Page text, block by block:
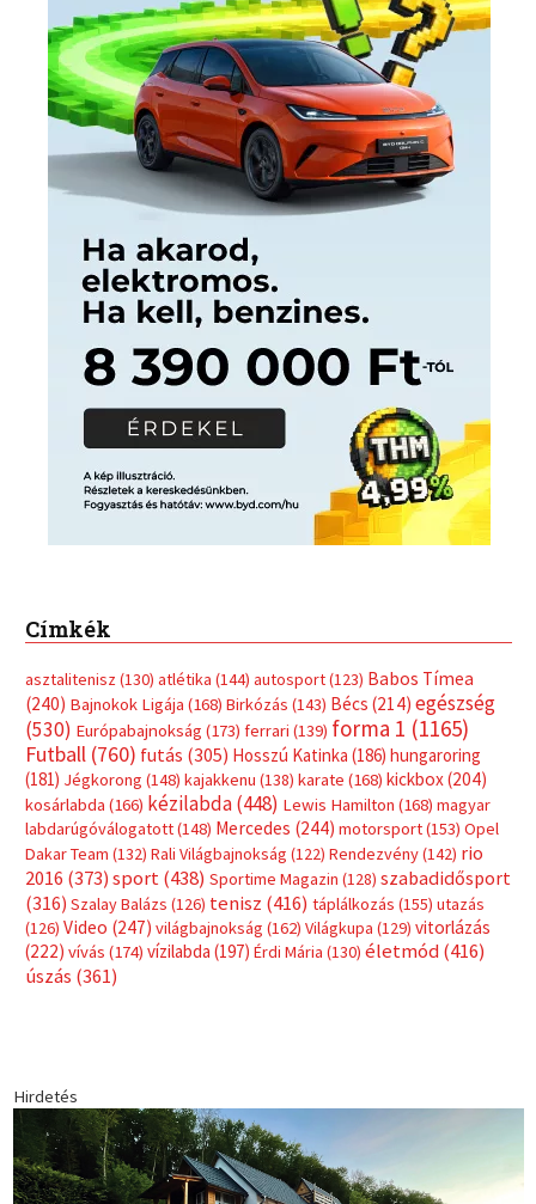
Címkék
asztalitenisz (130) atlétika (144) autosport(123) Babos Tímea
(240) Bajnokok Ligája (168) Birkózás (143) Bécs (214) egészség
(530) Európabajnokság (173) ferrari (139) forma 1 (1165)
Futball (760) futás (305) Hosszú Katinka (186) hungaroring
(181) Jégkorong (148) kajakkenu (138) karate (168) kickbox(204)
kosárlabda (166) kézilabda(448) Lewis Hamilton (168) magyar
labdarúgóválogatott(148) Mercedes (244) motorsport(153) Opel
Dakar Team (132) Rali Világbajnokság (122) Rendezvény(142) rio
2016 (373) sport(438) Sportime Magazin (128) szabadidősport
(316) Szalay Balázs (126) tenisz (416) táplálkozás (155) utazás
(126) Video (247) világbajnokság (162) Világkupa (129) vitorlázás
(222) vívás (174) vízilabda (197) Érdi Mária (130) életmód(416)
úszás (361)
Hirdetés